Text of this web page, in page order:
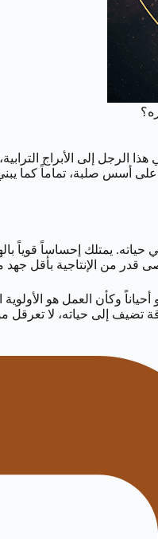
إلى الأبراج
على أسس صلبة، تماماً
يمتلك إحساساً قوياً
من الإنتاجية بأقل جهد
أحياناً وكأن العمل هو
تضيف إلى حياته، لا تعرقل